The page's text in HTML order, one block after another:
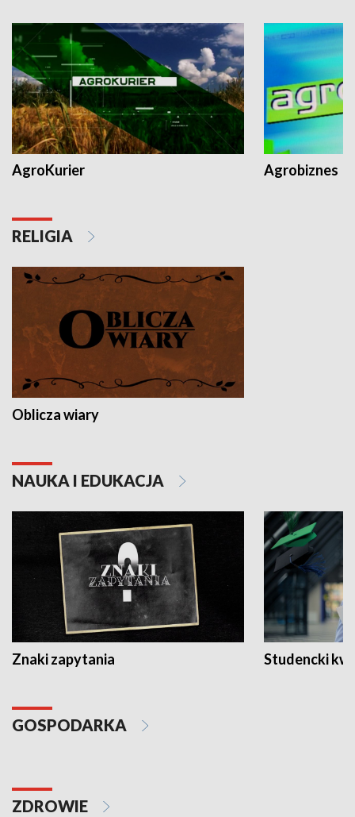
AgroKurier Agrobiznes
RELIGIA
Oblicza wiary
NAUKA I EDUKACJA
Znaki zapytania Studencki
GOSPODARKA
ZDROWIE